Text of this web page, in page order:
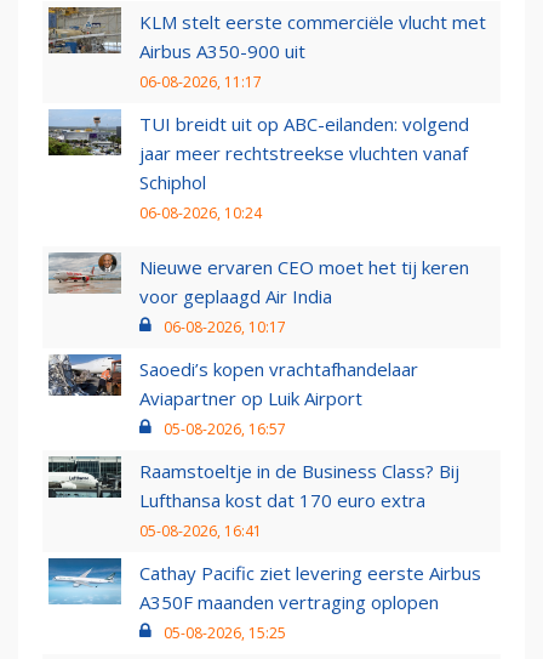
KLM stelt eerste commerciële vlucht met
Airbus A350-900 uit
06-08-2026, 11:17
TUI breidt uit op ABC-eilanden: volgend
jaar meer rechtstreekse vluchten vanaf
Schiphol
06-08-2026, 10:24
Nieuwe ervaren CEO moet het tij keren
voor geplaagd Air India
06-08-2026, 10:17
Saoedi’s kopen vrachtafhandelaar
Aviapartner op Luik Airport
05-08-2026, 16:57
Raamstoeltje in de Business Class? Bij
Lufthansa kost dat 170 euro extra
05-08-2026, 16:41
Cathay Pacific ziet levering eerste Airbus
A350F maanden vertraging oplopen
05-08-2026, 15:25